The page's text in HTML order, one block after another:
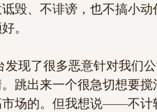
毁、不诽谤，也不搞小
。
发现了很多恶意针对我们
跳出来一个很急切想要
场的。但我想说——不计